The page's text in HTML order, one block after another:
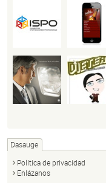
Dasauge
Política de privacidad
Enlázanos